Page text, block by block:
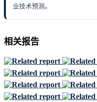
业技术预测。
相关报告